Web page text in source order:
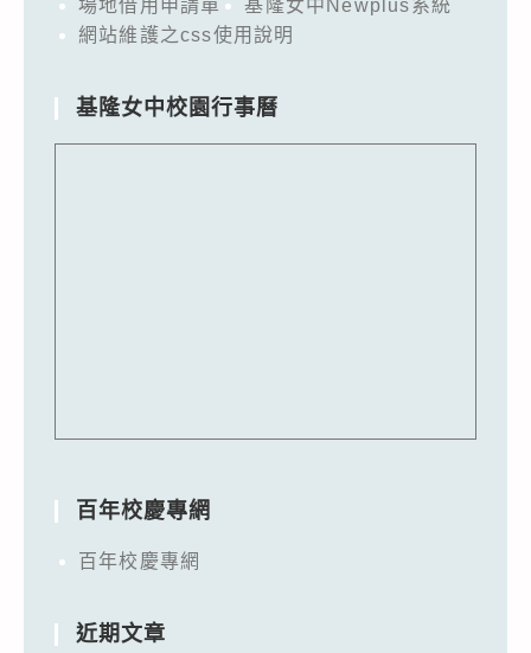
場地借用申請單
基隆女中Newplus系統
網站維護之css使用說明
基隆女中校園行事曆
百年校慶專網
百年校慶專網
近期文章